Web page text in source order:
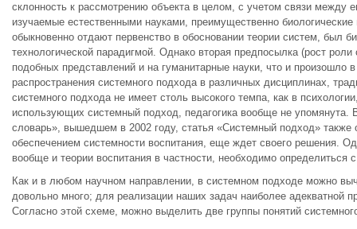
склонность к рассмотрению объекта в целом, с учетом связи между
изучаемые естественными науками, преимущественно
обыкновенно отдают первенство в обосновании теории систем, был
технологической парадигмой. Однако вторая предпосылка (рост
подобных представлений и на гуманитарные науки, что и произошло
распространения системного подхода в различных дисциплинах,
системного подхода не имеет столь высокого темпа, как в
использующих системный подход, педагогика вообще не упомянута.
словарь», вышедшем в 2002 году, статья «Системный подход» также
обеспечением системности воспитания, еще ждет своего решения.
вообще и теории воспитания в частности, необходимо определиться
Как и в любом научном направлении, в системном подходе можно
довольно много; для реализации наших задач наиболее
Согласно этой схеме, можно выделить две группы понятий